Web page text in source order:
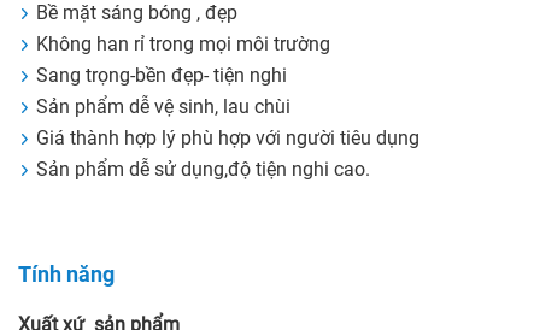
Bề mặt sáng bóng , đẹp
Không han rỉ trong mọi môi trường
Sang trọng-bền đẹp- tiện nghi
Sản phẩm dễ vệ sinh, lau chùi
Giá thành hợp lý phù hợp với người tiêu dụng
Sản phẩm dễ sử dụng,độ tiện nghi cao.
Tính năng
Xuất xứ sản phẩm